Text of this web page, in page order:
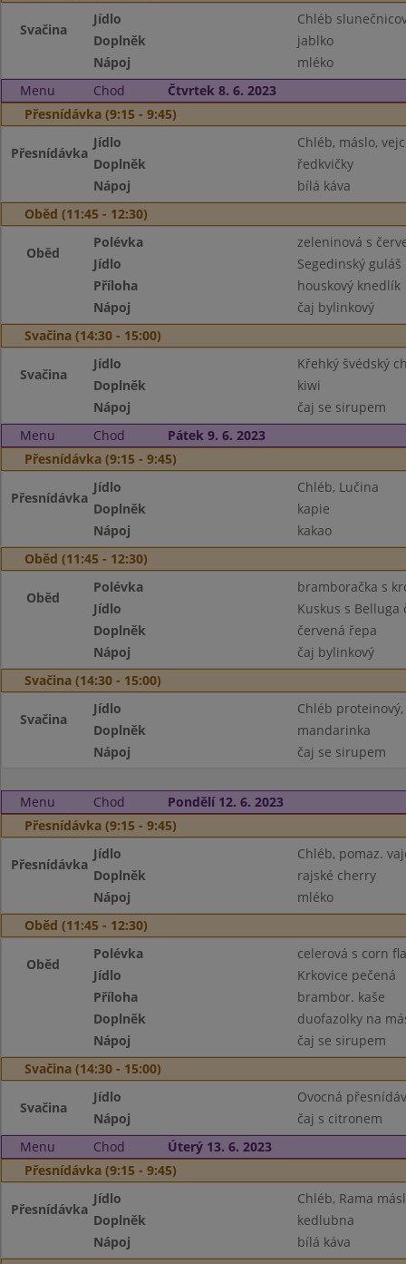
Svačina
Jídlo
Chléb
Doplněk
jablko
Nápoj
mléko
Menu
Chod
Čtvrtek 8. 6. 2023
Přesnídávka (9:15 - 9:45)
Přesnídávka
Jídlo
Chléb, máslo,
Doplněk
ředkvičky
Nápoj
bílá káva
Oběd (11:45 - 12:30)
Oběd
Polévka
zeleninová s
Jídlo
Segedinský guláš
Příloha
houskový knedlík
Nápoj
čaj bylinkový
Svačina (14:30 - 15:00)
Svačina
Jídlo
Křehký švédský
Doplněk
kiwi
Nápoj
čaj se sirupem
Menu
Chod
Pátek 9. 6. 2023
Přesnídávka (9:15 - 9:45)
Přesnídávka
Jídlo
Chléb, Lučina
Doplněk
kapie
Nápoj
kakao
Oběd (11:45 - 12:30)
Oběd
Polévka
bramboračka s
Jídlo
Kuskus s
Doplněk
červená řepa
Nápoj
čaj bylinkový
Svačina (14:30 - 15:00)
Svačina
Jídlo
Chléb
Doplněk
mandarinka
Nápoj
čaj se sirupem
Menu Chod
Pondělí 12. 6. 2023
Přesnídávka (9:15 - 9:45)
Přesnídávka
Jídlo
Chléb, pomaz.
Doplněk
rajské cherry
Nápoj
mléko
Oběd (11:45 - 12:30)
Oběd
Polévka
celerová s corn
Jídlo
Krkovice pečená
Příloha
brambor. kaše
Doplněk
duofazolky na
Nápoj
čaj se sirupem
Svačina (14:30 - 15:00)
Svačina
Jídlo
Ovocná
Nápoj
čaj s citronem
Menu
Chod
Úterý 13. 6. 2023
Přesnídávka (9:15 - 9:45)
Přesnídávka
Jídlo
Chléb, Rama
Doplněk
kedlubna
Nápoj
bílá káva